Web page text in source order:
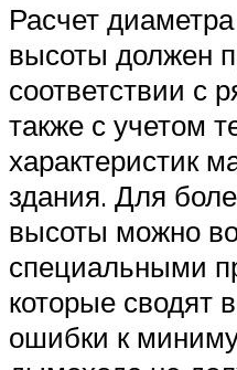
Расчет
высоты должен
соответствии с
также с учетом
характеристик
здания. Для
высоты можно
специальными
которые сводят
ошибки к